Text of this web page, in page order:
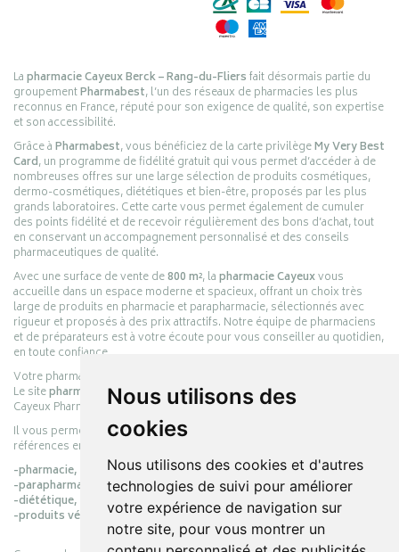
Nous utilisons des
cookies
Nous utilisons des cookies et d'autres
technologies de suivi pour améliorer
votre expérience de navigation sur
notre site, pour vous montrer un
Lapharmacie Cayeux Berck – Rang-du-Fliersfait désormais partie du
groupementPharmabest, l’un des réseaux de pharmacies les plus
reconnus en France, réputé pour son exigence de qualité, son expertise
et son accessibilité.
Grâce àPharmabest, vous bénéficiez de la carte privilègeMy Very Best
Card, un programme de fidélité gratuit qui vous permet d’accéder à de
nombreuses offres sur une large sélection de produits cosmétiques,
dermo-cosmétiques, diététiques et bien-être, proposés par les plus
grands laboratoires. Cette carte vous permet également de cumuler
des points fidélité et de recevoir régulièrement des bons d’achat, tout
en conservant un accompagnement personnalisé et des conseils
pharmaceutiques de qualité.
Avec une surface de vente de800 m², lapharmacie Cayeuxvous
accueille dans un espace moderne et spacieux, offrant un choix très
large de produits en pharmacie et parapharmacie, sélectionnés avec
rigueur et proposés à des prix attractifs. Notre équipe de pharmaciens
et de préparateurs est à votre écoute pour vous conseiller au quotidien,
en toute confiance.
Votre pharmacie en ligne :
Le sitepharmacie-cayeux.frest le prolongement digital de la pharmacie
Cayeux Pharmabest Berck-sur-Mer – Rang-du-Fliers.
Il vous permet de réaliser vos achats en ligne parmi des milliers de
références en :
-pharmacie,
-parapharmacie,
-diététique,
-produits vétérinaires.